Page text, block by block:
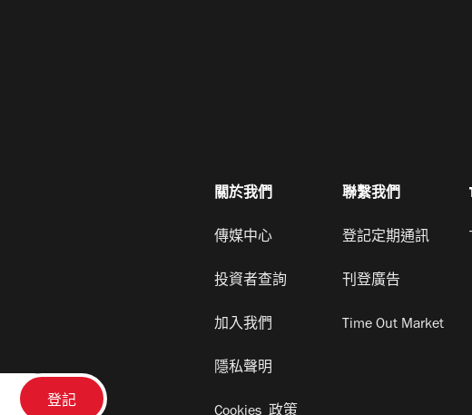
關於我們
傳媒中心
投資者查詢
加入我們
隱私聲明
聯繫我們
登記定期通訊
刊登廣告
Time Out Market